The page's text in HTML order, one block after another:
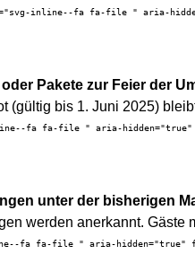
inline--fa fa-file " aria-
Pakete zur Feier der
(gültig bis 1. Juni 2025)
fa fa-file " aria-hidden="true"
unter der bisherigen
werden anerkannt.
fa fa-file " aria-hidden="true"